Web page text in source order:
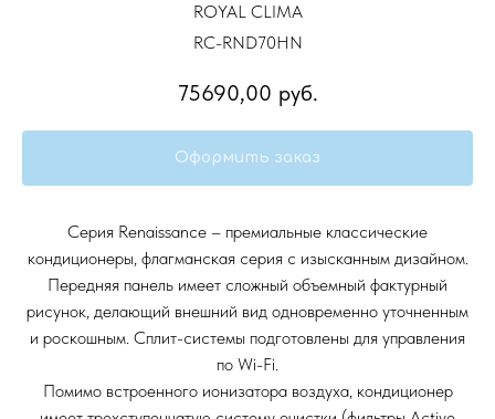
ROYAL CLIMA
RC-RND70HN
75690,00 руб.
Оформить заказ
Серия Renaissance – премиальные классические
кондиционеры, флагманская серия с изысканным дизайном.
Передняя панель имеет сложный объемный фактурный
рисунок, делающий внешний вид одновременно уточненным
и роскошным. Сплит-системы подготовлены для управления
по Wi-Fi.
Помимо встроенного ионизатора воздуха, кондиционер